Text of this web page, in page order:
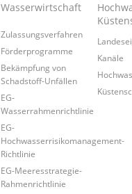
Wasserwirtschaft
Zulassungsverfahren
Förderprogramme
Bekämpfung von
Schadstoff-Unfällen
EG-
Wasserrahmenrichtlinie
EG-
Hochwasserrisikomanagement-
Richtlinie
EG-Meeresstrategie-
Rahmenrichtlinie
Kanäle